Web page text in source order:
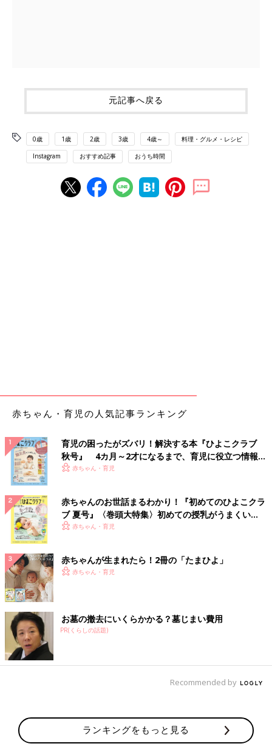
元記事へ戻る
0歳 1歳 2歳 3歳 4歳～ 料理・グルメ・レシピ
Instagram おすすめ記事 おうち時間
赤ちゃん・育児の人気記事ランキング
育児の困ったがズバリ！解決する本『ひよこクラブ
秋号』 4カ月～2才になるまで、育児に役立つ情報が
いっぱい！
赤ちゃん・育児
赤ちゃんのお世話まるわかり！『初めてのひよこクラ
ブ 夏号』〈巻頭大特集〉初めての授乳がうまくい
く！ おっぱい・ミルクの基本と夏のトラブル 解決テ
赤ちゃん・育児
赤ちゃんが生まれたら！2冊の「たまひよ」
赤ちゃん・育児
お墓の撤去にいくらかかる？墓じまい費用
PR(くらしの話題)
Recommended by
ランキングをもっと見る